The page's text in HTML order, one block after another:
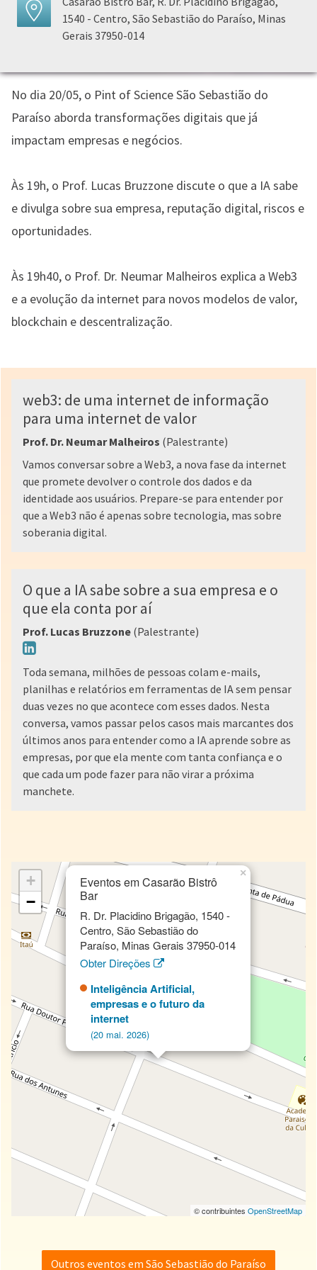
1540 - Centro, São Sebastião do Paraíso, Minas
Gerais 37950-014
No dia 20/05, o Pint of Science São Sebastião do
Paraíso aborda transformações digitais que já
impactam empresas e negócios.
Às 19h, o Prof. Lucas Bruzzone discute o que a IA sabe
e divulga sobre sua empresa, reputação digital, riscos e
oportunidades.
Às 19h40, o Prof. Dr. Neumar Malheiros explica a Web3
e a evolução da internet para novos modelos de valor,
blockchain e descentralização.
web3: de uma internet de informação
para uma internet de valor
Prof. Dr. Neumar Malheiros (Palestrante)
Vamos conversar sobre a Web3, a nova fase da internet
que promete devolver o controle dos dados e da
identidade aos usuários. Prepare-se para entender por
que a Web3 não é apenas sobre tecnologia, mas sobre
soberania digital.
O que a IA sabe sobre a sua empresa e o
que ela conta por aí
Prof. Lucas Bruzzone (Palestrante)
Toda semana, milhões de pessoas colam e-mails,
planilhas e relatórios em ferramentas de IA sem pensar
duas vezes no que acontece com esses dados. Nesta
conversa, vamos passar pelos casos mais marcantes dos
últimos anos para entender como a IA aprende sobre as
empresas, por que ela mente com tanta confiança e o
que cada um pode fazer para não virar a próxima
manchete.
Eventos em Casarão Bistrô
Bar
R. Dr. Placidino Brigagão, 1540 -
Centro, São Sebastião do
Paraíso, Minas Gerais 37950-014
Obter Direções
Inteligência Artificial,
empresas e o futuro da
internet
(20 mai. 2026)
×
+
−
© contribuintes OpenStreetMap
Outros eventos em São Sebastião do Paraíso